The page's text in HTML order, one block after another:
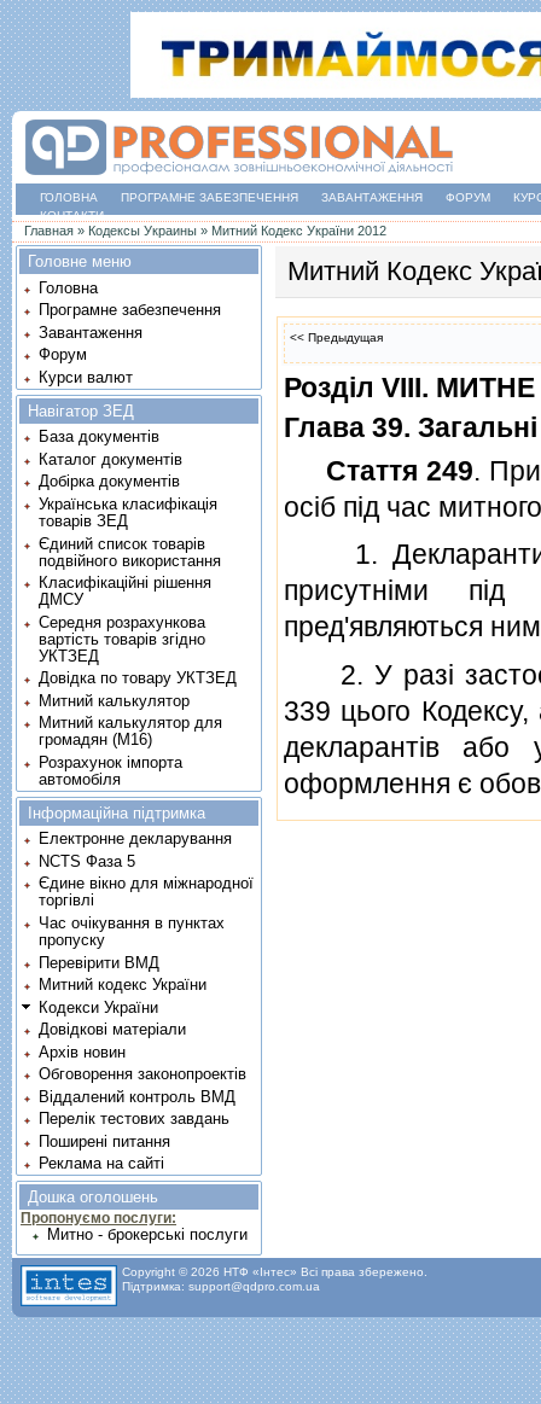
ГОЛОВНА ПРОГРАМНЕ ЗАБЕЗПЕЧЕННЯ ЗАВАНТАЖЕННЯ ФОРУМ
КОНТАКТИ
Ви є тут
Главная » Кодексы Украины » Митний Кодекс України 2012
Митний Кодекс
<< Предыдущая
Роздiл VIII.
Глава 39.
Стаття 249.
осiб пiд час
1. Декларанти
присутнiми пiд
пред'являються
2. У разi
339 цього
декларантiв або
оформлення є
Головне меню
Головна
Програмне забезпечення
Завантаження
Форум
Курси валют
Навігатор ЗЕД
База документів
Каталог документів
Добірка документів
Українська класифікація
товарів ЗЕД
Єдиний список товарів
подвійного використання
Класифікаційні рішення
ДМСУ
Середня розрахункова
вартість товарів згідно
УКТЗЕД
Довідка по товару УКТЗЕД
Митний калькулятор
Митний калькулятор для
громадян (М16)
Розрахунок імпорта
автомобіля
Інформаційна підтримка
Електронне декларування
NCTS Фаза 5
Єдине вікно для міжнародної
торгівлі
Час очікування в пунктах
пропуску
Перевірити ВМД
Митний кодекс України
Кодекси України
Довідкові матеріали
Архів новин
Обговорення законопроектів
Віддалений контроль ВМД
Перелік тестових завдань
Поширені питання
Реклама на сайті
Дошка оголошень
Пропонуємо послуги:
Митно - брокерські послуги
Copyright © 2026 НТФ «Інтес» Всі права збережено.
Підтримка: support@qdpro.com.ua